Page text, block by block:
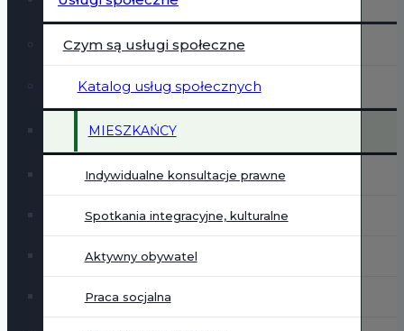
Czym są usługi społeczne
Katalog usług społecznych
MIESZKAŃCY
Indywidualne konsultacje prawne
Spotkania integracyjne, kulturalne
Aktywny obywatel
Praca socjalna